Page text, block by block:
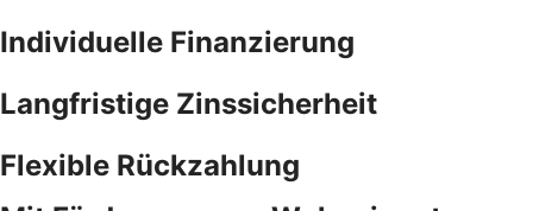
Individuelle Finanzierung
Langfristige Zinssicherheit
Flexible Rückzahlung